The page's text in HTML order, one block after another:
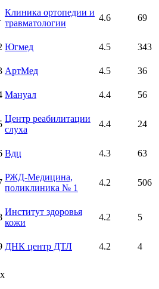
Клиника ортопедии и
травматологии
4.6 69
Югмед 4.5
343
АртМед 4.5
36
Мануал 4.4
56
Центр реабилитации
слуха
4.4 24
Вдц 4.3
63
РЖД-Медицина,
поликлиника № 1
4.2 506
Институт здоровья
кожи
4.2 5
ДНК центр ДТЛ 4.2 4